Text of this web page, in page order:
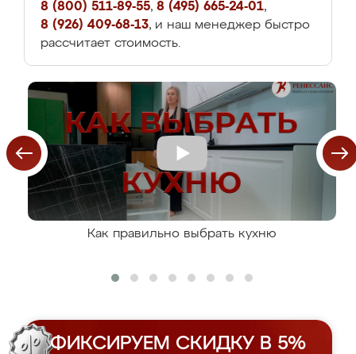
8 (800) 511-89-55, 8 (495) 665-24-01,
8 (926) 409-68-13, и наш менеджер быстро
рассчитает стоимость.
Как правильно выбрать кухню
ФИКСИРУЕМ СКИДКУ В 5%